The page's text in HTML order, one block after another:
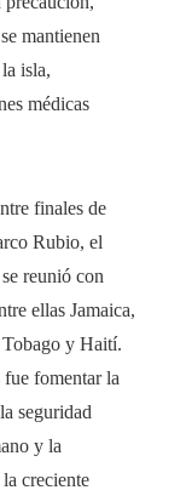
mantienen
isla,
médicas
finales de
Rubio, el
reunió con
ellas Jamaica,
y Haití.
fomentar la
seguridad
y la
creciente